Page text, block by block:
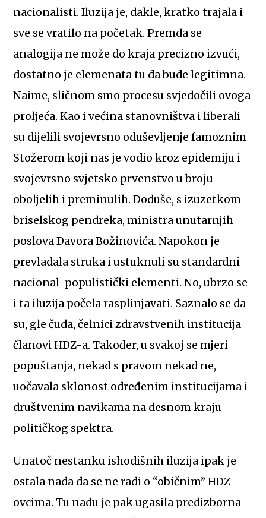
nacionalisti. Iluzija je, dakle, kratko trajala i
sve se vratilo na početak. Premda se
analogija ne može do kraja precizno izvući,
dostatno je elemenata tu da bude legitimna.
Naime, sličnom smo procesu svjedočili ovoga
proljeća. Kao i većina stanovništva i liberali
su dijelili svojevrsno oduševljenje famoznim
Stožerom koji nas je vodio kroz epidemiju i
svojevrsno svjetsko prvenstvo u broju
oboljelih i preminulih. Doduše, s izuzetkom
briselskog pendreka, ministra unutarnjih
poslova Davora Božinovića. Napokon je
prevladala struka i ustuknuli su standardni
nacional-populistički elementi. No, ubrzo se
i ta iluzija počela rasplinjavati. Saznalo se da
su, gle čuda, čelnici zdravstvenih institucija
članovi HDZ-a. Također, u svakoj se mjeri
popuštanja, nekad s pravom nekad ne,
uočavala sklonost određenim institucijama i
društvenim navikama na desnom kraju
političkog spektra.
Unatoč nestanku ishodišnih iluzija ipak je
ostala nada da se ne radi o “običnim” HDZ-
ovcima. Tu nadu je pak ugasila predizborna